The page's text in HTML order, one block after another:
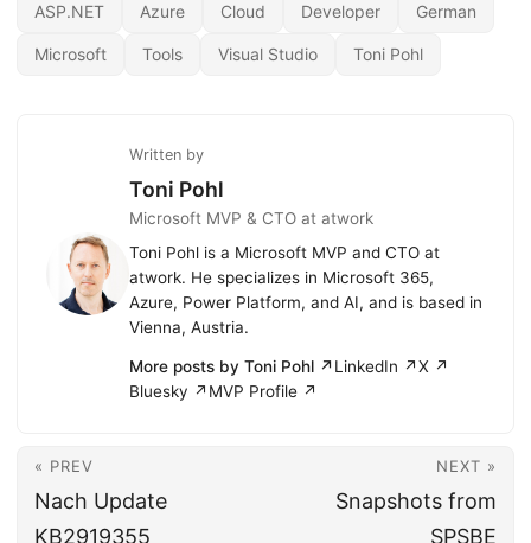
ASP.NET Azure Cloud Developer German
Microsoft Tools Visual Studio Toni Pohl
Written by
Toni Pohl
Microsoft MVP & CTO at atwork
Toni Pohl is a Microsoft MVP and CTO at
atwork. He specializes in Microsoft 365,
Azure, Power Platform, and AI, and is based in
Vienna, Austria.
More posts by Toni Pohl ↗LinkedIn ↗X ↗
Bluesky ↗ MVP Profile ↗
« PREV
Nach Update
KB2919355
NEXT »
Snapshots from
SPSBE